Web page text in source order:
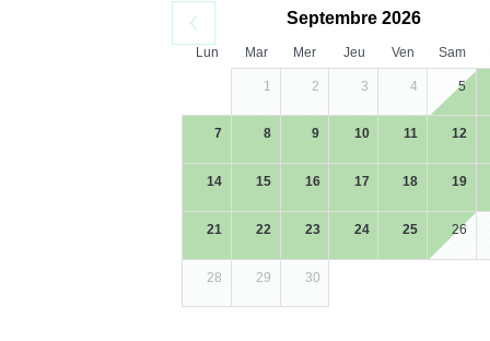
Septembre 2026
Lun Mar Mer Jeu Ven Sam
1 2 3 4 5
7 8 9 10 11 12
14 15 16 17 18 19
21 22 23 24 25 26
28 29 30